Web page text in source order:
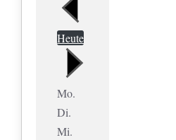
Heute
Mo.
Di.
Mi.